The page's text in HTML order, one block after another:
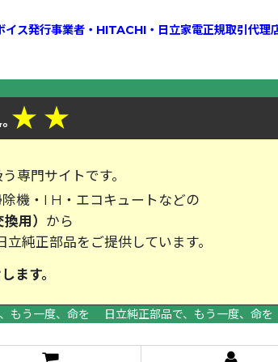
ス発行事業者・HITACHI・日立家電正規取引代理
★ ★
専門サイトです。
機・I H・エコキュートなどの
用） から
立純正部品をご提供しています。
部品をお届けします。
う一度、命を 日立純正部品で、もう一度、命を